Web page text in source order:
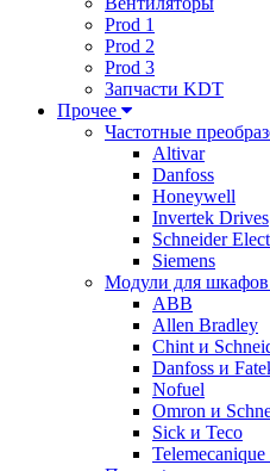
Prod 1
Prod 2
Prod 3
Запчасти KDT
Прочее
Частотные
Altivar
Danfoss
Honeywell
Invertek Drives
Schneider
Siemens
Модули для шкафов
ABB
Allen Bradley
Chint и
Danfoss и
Nofuel
Omron и
Sick и Teco